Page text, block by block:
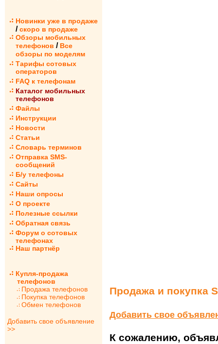
Новинки уже в продаже
/ скоро в продаже
Обзоры мобильных
телефонов / Все
обзоры по моделям
Тарифы сотовых
операторов
FAQ к телефонам
Каталог мобильных
телефонов
Файлы
Инструкции
Новости
Статьи
Словарь терминов
Отправка SMS-
сообщений
Б/у телефоны
Сайты
Наши опросы
О проекте
Полезные ссылки
Обратная связь
Форум о сотовых
телефонах
Наш партнёр
Купля-продажа
телефонов
Продажа телефонов
Покупка телефонов
Обмен телефонов
Добавить свое объявление
>>
Продажа и покупка
Добавить свое
К сожалению,